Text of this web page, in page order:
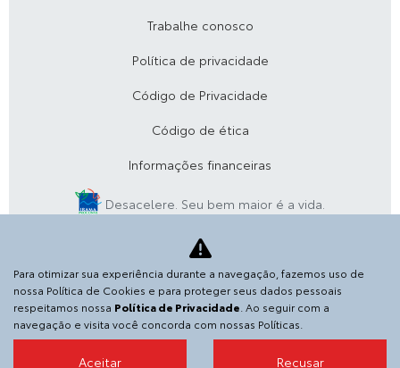
Trabalhe conosco
Política de privacidade
Código de Privacidade
Código de ética
Informações financeiras
Desacelere. Seu bem maior é a vida.
SGA VEICULOS E PECAS S.A.
36.152.916/0001-04
Avenida Antônio Abreu, 1700, lado par - Virgem Santa, -
27948-890
Para otimizar sua experiência durante a navegação, fazemos uso de
nossa Política de Cookies e para proteger seus dados pessoais
respeitamos nossa Política de Privacidade . Ao seguir com a
navegação e visita você concorda com nossas Políticas.
Aceitar Recusar